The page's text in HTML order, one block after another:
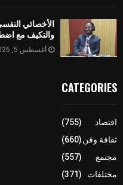
الأخصائي
والتكيف مع
أغسطس 5, 2026
CATEGORIES
اقتصاد
(755)
ثقافة وفن(660)
مجتمع
(557)
مختلفات
(371)